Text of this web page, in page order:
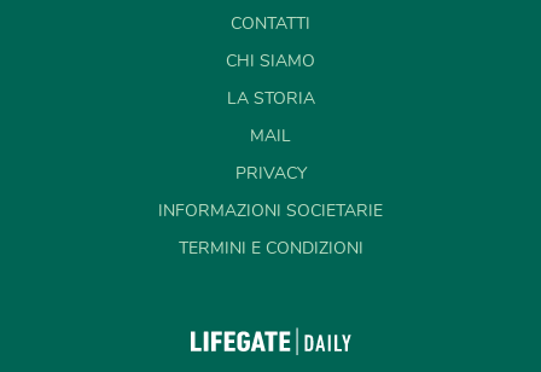
CONTATTI
CHI SIAMO
LA STORIA
MAIL
PRIVACY
INFORMAZIONI SOCIETARIE
TERMINI E CONDIZIONI